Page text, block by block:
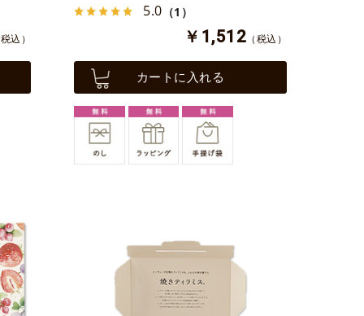
込）
5.0 （1）
￥1,512 （税込）
カートに入れる